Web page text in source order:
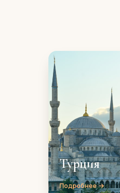
Турция
Подробнее →